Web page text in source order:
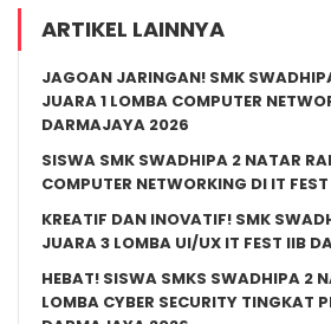
ARTIKEL LAINNYA
JAGOAN JARINGAN! SMK
JUARA 1 LOMBA COMPUTER
DARMAJAYA 2026
SISWA SMK SWADHIPA 2 NATAR
COMPUTER NETWORKING DI IT
KREATIF DAN INOVATIF! SMK
JUARA 3 LOMBA UI/UX IT FEST IIB
HEBAT! SISWA SMKS SWADHIPA 2
LOMBA CYBER SECURITY TINGKAT